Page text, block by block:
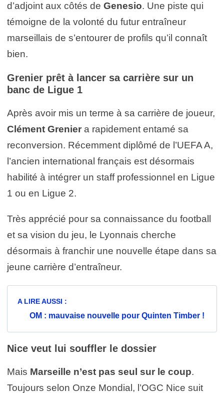
d’adjoint aux côtés de Genesio. Une piste qui
témoigne de la volonté du futur entraîneur
marseillais de s’entourer de profils qu’il connaît
bien.
Grenier prêt à lancer sa carrière sur un
banc de Ligue 1
Après avoir mis un terme à sa carrière de joueur,
Clément Grenier a rapidement entamé sa
reconversion. Récemment diplômé de l’UEFA A,
l’ancien international français est désormais
habilité à intégrer un staff professionnel en Ligue
1 ou en Ligue 2.
Très apprécié pour sa connaissance du football
et sa vision du jeu, le Lyonnais cherche
désormais à franchir une nouvelle étape dans sa
jeune carrière d’entraîneur.
A LIRE AUSSI :
OM : mauvaise nouvelle pour Quinten Timber !
Nice veut lui souffler le dossier
Mais Marseille n’est pas seul sur le coup.
Toujours selon Onze Mondial, l’OGC Nice suit